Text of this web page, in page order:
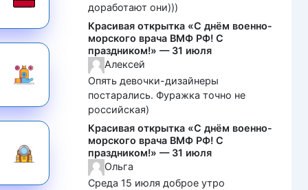
доработают они)))
Красивая открытка «С днём военно-
морского врача ВМФ РФ! С
праздником!» — 31 июля
Алексей
Опять девочки-дизайнеры
постарались. Фуражка точно не
российская)
Красивая открытка «С днём военно-
морского врача ВМФ РФ! С
праздником!» — 31 июля
Ольга
Среда 15 июля доброе утро